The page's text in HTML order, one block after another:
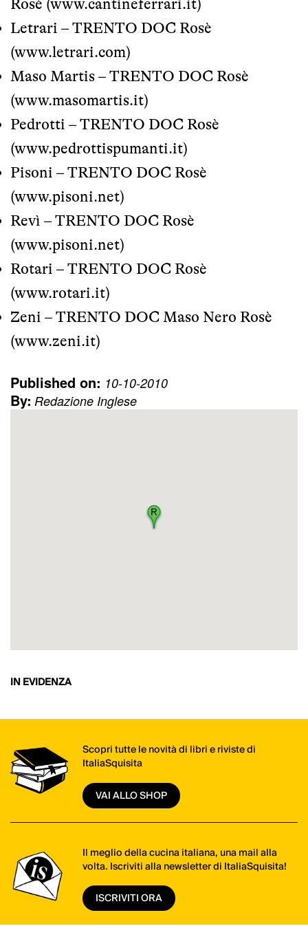
Rosè (www.cantineferrari.it)
Letrari –TRENTO DOC Rosè
(www.letrari.com)
Maso Martis –TRENTO DOC Rosè
(www.masomartis.it)
Pedrotti –TRENTO DOC Rosè
(www.pedrottispumanti.it)
Pisoni –TRENTO DOC Rosè
(www.pisoni.net)
Revì –TRENTO DOC Rosè
(www.pisoni.net)
Rotari –TRENTO DOC Rosè
(www.rotari.it)
Zeni –TRENTO DOC Maso Nero Rosè
(www.zeni.it)
Published on: 10-10-2010
By: Redazione Inglese
IN EVIDENZA
Scopri tutte le novità di libri e riviste di
ItaliaSquisita
VAI ALLO SHOP
Il meglio della cucina italiana, una mail alla
volta. Iscriviti alla newsletter di ItaliaSquisita!
ISCRIVITI ORA